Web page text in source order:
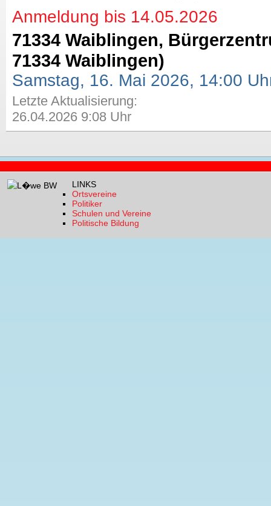
Anmeldung bis 14.05.2026
71334 Waiblingen,
71334 Waiblingen)
Samstag, 16. Mai 2026, 14:00
Letzte Aktualisierung:
26.04.2026 9:08 Uhr
LINKS
Ortsvereine
Politiker
Schulen und Vereine
Politische Bildung